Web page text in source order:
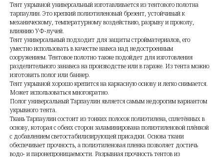
Тент укрывной универсальный изготавливается из тентового полотна
тарпаулин. Это крепкий полиэтиленовый брезент, устойчивый к
механическому, температурному воздействию, разрыву и проколу,
влиянию УФ-лучей.
Тент универсальный подходит для защиты стройматериалов, его
уместно использовать в качестве навеса над недостроенным
сооружением. Тентовое полотно также подойдет для изготовления
разделительного занавеса на производстве или в гараже. Из тента можно
изготовить полог или баннер.
Тент укрывной хорошо крепится на каркасную основу и легко снимается.
Может использоваться многократно.
Полог универсальный Тарпаулин является самым недорогим вариантом
укрывного тента.
Ткань Тарпаулин состоит из тонких полосок полиэтилена, сплетённых в
основу, которая с обеих сторон заламинирована полиэтиленовой плёнкой
с добавлением светостабилизирующей присадки. Основа ткани
обеспечивает прочность, а полиэтиленовая пленка позволяет достичь
водо- и паронепроницаемости. Разрывная прочность тентов из